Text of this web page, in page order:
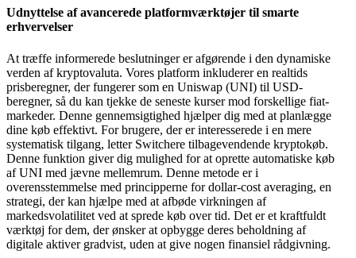
Udnyttelse af avancerede platformværktøjer til smarte
erhvervelser
At træffe informerede beslutninger er afgørende i den dynamiske
verden af kryptovaluta. Vores platform inkluderer en realtids
prisberegner, der fungerer som en Uniswap (UNI) til USD-
beregner, så du kan tjekke de seneste kurser mod forskellige fiat-
markeder. Denne gennemsigtighed hjælper dig med at planlægge
dine køb effektivt. For brugere, der er interesserede i en mere
systematisk tilgang, letter Switchere tilbagevendende kryptokøb.
Denne funktion giver dig mulighed for at oprette automatiske køb
af UNI med jævne mellemrum. Denne metode er i
overensstemmelse med principperne for dollar-cost averaging, en
strategi, der kan hjælpe med at afbøde virkningen af
markedsvolatilitet ved at sprede køb over tid. Det er et kraftfuldt
værktøj for dem, der ønsker at opbygge deres beholdning af
digitale aktiver gradvist, uden at give nogen finansiel rådgivning.